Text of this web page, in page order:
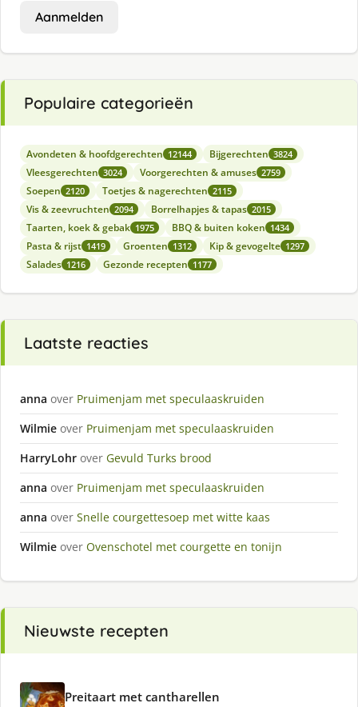
Aanmelden
Populaire categorieën
Avondeten & hoofdgerechten 12144 Bijgerechten 3824
Vleesgerechten 3024 Voorgerechten & amuses 2759
Soepen 2120 Toetjes & nagerechten 2115
Vis & zeevruchten 2094 Borrelhapjes & tapas 2015
Taarten, koek & gebak 1975 BBQ & buiten koken 1434
Pasta & rijst 1419 Groenten 1312 Kip & gevogelte 1297
Salades 1216 Gezonde recepten 1177
Laatste reacties
anna over Pruimenjam met speculaaskruiden
Wilmie over Pruimenjam met speculaaskruiden
HarryLohr over Gevuld Turks brood
anna over Pruimenjam met speculaaskruiden
anna over Snelle courgettesoep met witte kaas
Wilmie over Ovenschotel met courgette en tonijn
Nieuwste recepten
Preitaart met cantharellen